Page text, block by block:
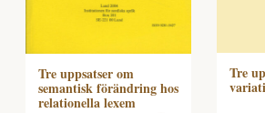
Tre uppsatser om
semantisk förändring hos
relationella lexem
Tre